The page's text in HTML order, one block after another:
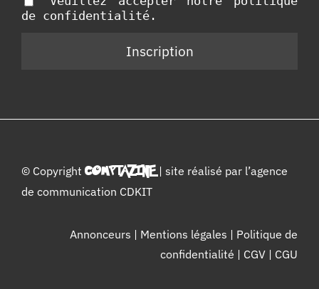
de confidentialité.
© Copyright COMPTAZINE| site réalisé par l’agence
de communication CDKIT
Annonceurs | Mentions légales | Politique de
confidentialité | CGV | CGU